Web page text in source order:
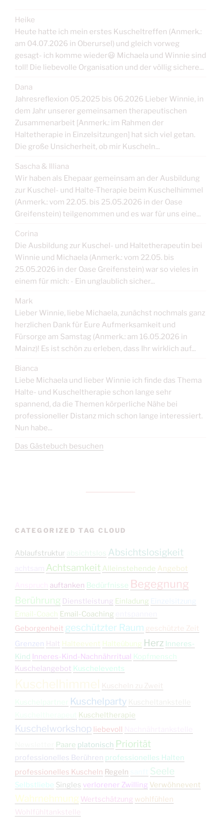
Heike
Heute hatte ich mein erstes Kuscheltreffen (Anmerk.:
am 04.07.2026 in Oberursel) und gleich vorweg
gesagt- ich komme wieder😃 Michaela und Winnie sind
toll! Die liebevolle Organisation und der völlig sichere...
Dana
Jahresreflexion 05.2025 bis 06.2026 Lieber Winnie, in
dem Jahr unserer gemeinsamen therapeutischen
Zusammenarbeit [Anmerk.: im Rahmen der
Haltetherapie in Einzelsitzungen] hat sich viel getan.
Die große Unsicherheit, ob mir Kuscheln...
Sascha & Illiana
Wir haben als Ehepaar gemeinsam an der Ausbildung
zur Kuschel- und Halte-Therapie beim Kuschelhimmel
(Anmerk.: vom 22.05. bis 25.05.2026 in der Oase
Greifenstein) teilgenommen und es war für uns eine...
Corina
Die Ausbildung zur Kuschel- und Haltetherapeutin bei
Winnie und Michaela (Anmerk.: vom 22.05. bis
25.05.2026 in der Oase Greifenstein) war so vieles in
einem für mich: - Ein unglaublich sicher...
Mark
Lieber Winnie, liebe Michaela, zunächst nochmals ganz
herzlichen Dank für Eure Aufmerksamkeit und
Fürsorge am Samstag (Anmerk.: am 16.05.2026 in
Mainz)! Es ist schön zu erleben, dass Ihr wirklich auf...
Bianca
Liebe Michaela und lieber Winnie ich finde das Thema
Halte- und Kuscheltherapie schon lange sehr
spannend, da die Themen körperliche Nähe bei
professioneller Distanz mich schon lange interessiert.
Nun habe...
Das Gästebuch besuchen
CATEGORIZED TAG CLOUD
Ablaufstruktur absichtslos Absichtslosigkeit
Achtsamkeit Alleinstehende Angebot
auftanken Bedürfnisse Begegnung
Berührung Dienstleistung Einladung
Email-Coach Email-Coaching
Geborgenheit geschützter Raum geschützte Zeit
Grenzen Halt Halteevent Halteübung Herz Inneres-
Kind Inneres-Kind-Nachnährritual Kopfmensch
Kuschelangebot Kuschelevents
Kuschelhimmel Kuscheln zu Zweit
Kuschelparty
Kuscheltherapie
Kuschelworkshop liebevoll
Paare platonisch Priorität
professionelles Berühren professionelles Halten
professionelles Kuscheln Regeln Seele
Selbstliebe Singles verlorener Zwilling Verwöhnevent
Wahrnehmung Wertschätzung wohlfühlen
Wohlfühltankstelle